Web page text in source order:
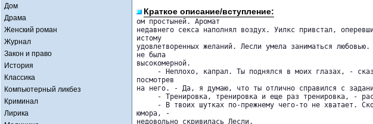
Дом
Драма
Женский роман
Журнал
Закон и право
История
Классика
Компьютерный ликбез
Криминал
Лирика
Краткое описание/вступление:
ом простыней. Аромат
недавнего секса наполнял воздух. Уилкс привстал,
истому
удовлетворенных желаний. Лесли умела заниматься
не была
высокомерной.
- Неплохо, капрал. Ты поднялся в моих глазах, -
посмотрев
на него. - Да, я думаю, что ты отлично справился с
- Тренировка, тренировка и еще раз тренировка, -
- В твоих шутках по-прежнему чего-то не хватает.
юмора, -
недовольно скривилась Лесли.